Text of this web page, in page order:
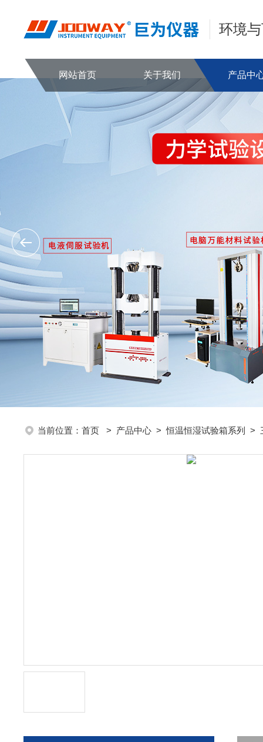
环境
网站首页 关于我们 产品中
当前位置： 首页 > 产品中心 >恒温恒湿试验箱系列 >